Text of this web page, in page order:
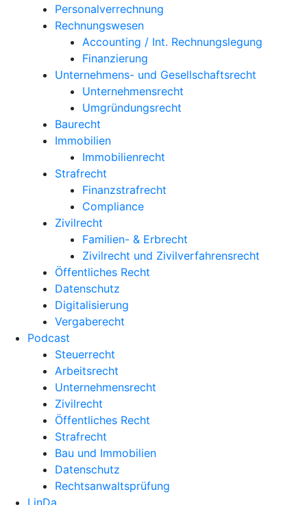
Personalverrechnung
Rechnungswesen
Accounting / Int. Rechnungslegung
Finanzierung
Unternehmens- und Gesellschaftsrecht
Unternehmensrecht
Umgründungsrecht
Baurecht
Immobilien
Immobilienrecht
Strafrecht
Finanzstrafrecht
Compliance
Zivilrecht
Familien- & Erbrecht
Zivilrecht und Zivilverfahrensrecht
Öffentliches Recht
Datenschutz
Digitalisierung
Vergaberecht
Podcast
Steuerrecht
Arbeitsrecht
Unternehmens­recht
Zivilrecht
Öffentliches Recht
Strafrecht
Bau und Immobilien
Datenschutz
Rechtsanwalts­prüfung
LinDa